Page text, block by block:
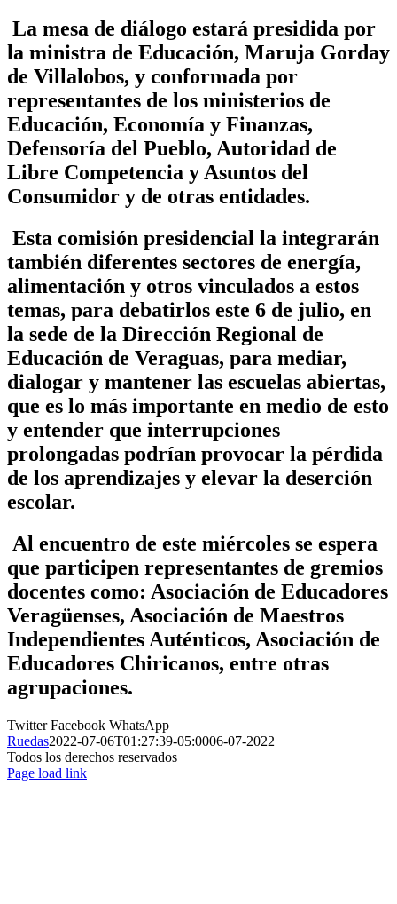
La mesa de diálogo estará presidida por
la ministra de Educación, Maruja Gorday
de Villalobos, y conformada por
representantes de los ministerios de
Educación, Economía y Finanzas,
Defensoría del Pueblo, Autoridad de
Libre Competencia y Asuntos del
Consumidor y de otras entidades.
Esta comisión presidencial la integrarán
también diferentes sectores de energía,
alimentación y otros vinculados a estos
temas, para debatirlos este 6 de julio, en
la sede de la Dirección Regional de
Educación de Veraguas, para mediar,
dialogar y mantener las escuelas abiertas,
que es lo más importante en medio de esto
y entender que interrupciones
prolongadas podrían provocar la pérdida
de los aprendizajes y elevar la deserción
escolar.
Al encuentro de este miércoles se espera
que participen representantes de gremios
docentes como: Asociación de Educadores
Veragüenses, Asociación de Maestros
Independientes Auténticos, Asociación de
Educadores Chiricanos, entre otras
agrupaciones.
TwitterFacebook WhatsApp
Ruedas2022-07-06T01:27:39-05:0006-07-2022|
Todos los derechos reservados
Page load link